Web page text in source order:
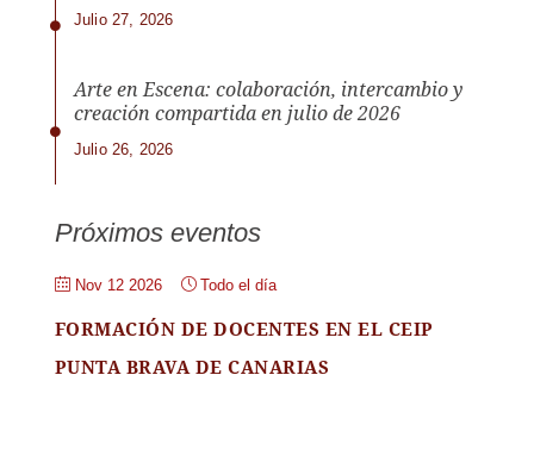
Julio 27, 2026
Arte en Escena: colaboración, intercambio y
creación compartida en julio de 2026
Julio 26, 2026
Próximos eventos
Nov 12 2026 Todo el día
FORMACIÓN DE DOCENTES EN EL CEIP
PUNTA BRAVA DE CANARIAS